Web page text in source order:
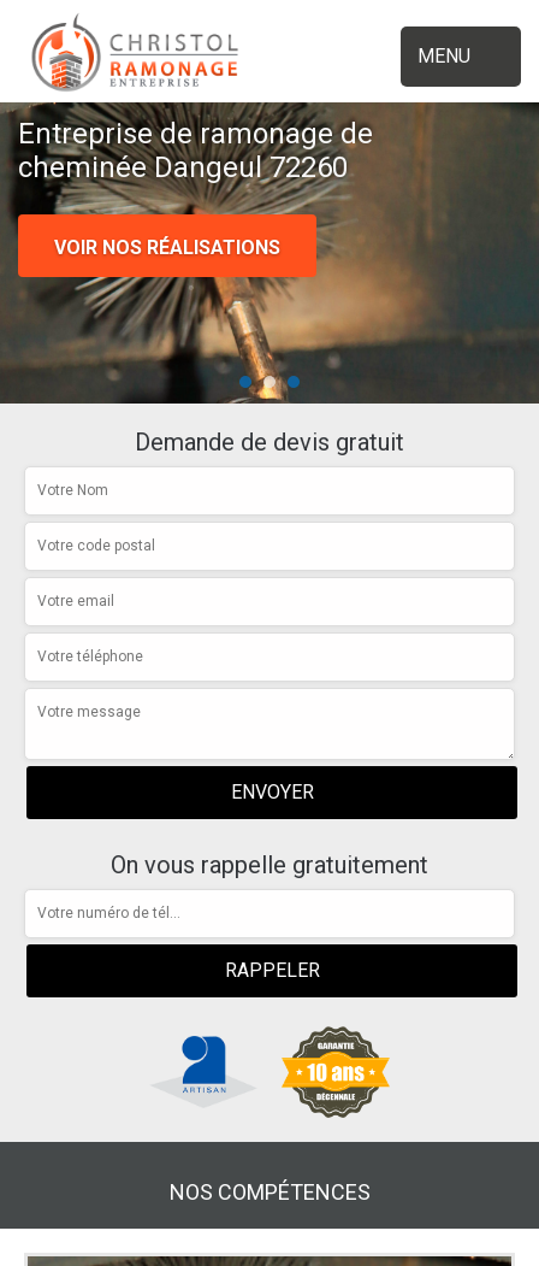
MENU
Entreprise de ramonage de
cheminée Dangeul 72260
VOIR NOS RÉALISATIONS
Demande de devis gratuit
On vous rappelle gratuitement
NOS COMPÉTENCES